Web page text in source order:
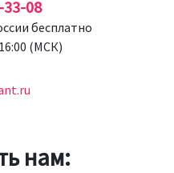
33-08
бесплатно
(МСК)
нам: